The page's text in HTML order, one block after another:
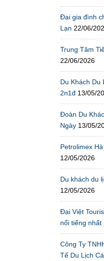
Đại gia đình
Lạn 22/06/
Trung Tâm
22/06/2026
Du Khách Du
2n1đ 13/05/
Đoàn Du
Ngày 13/05/
Petrolimex
12/05/2026
Du khách du
12/05/2026
Đại Việt
nổi tiếng nhất
Công Ty
Tế Du Lịch